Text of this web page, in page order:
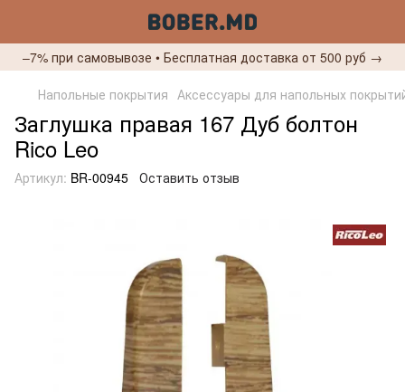
–7% при самовывозе • Бесплатная доставка от 500 руб →
Напольные покрытия Аксессуары для напольных
Заглушка правая 167 Дуб болтон
Rico Leo
Артикул: BR-00945 Оставить отзыв